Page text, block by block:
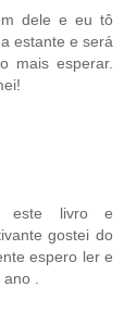
dele e eu tô
estante e será
mais esperar.
este livro e
gostei do
espero ler e
ano .